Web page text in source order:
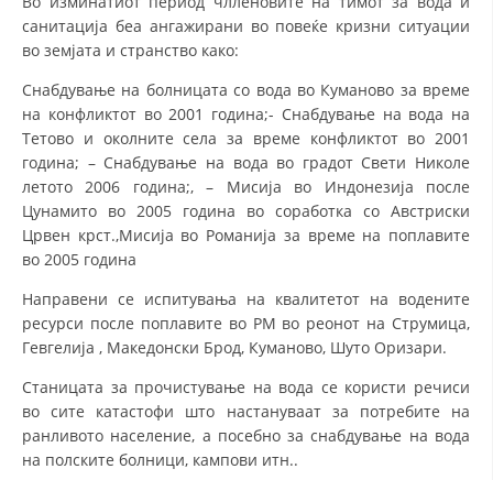
санитација беа ангажирани во повеќе кризни ситуации
во земјата и странство како:
Снабдување на болницата со вода во Куманово за време
на конфликтот во 2001 година;- Снабдување на вода на
Тетово и околните села за време конфликтот во 2001
година; – Снабдување на вода во градот Свети Николе
летото 2006 година;, – Мисија во Индонезија после
Цунамито во 2005 година во соработка со Австриски
Црвен крст.,Мисија во Романија за време на поплавите
во 2005 година
Направени се испитувања на квалитетот на водените
ресурси после поплавите во РМ во реонот на Струмица,
Гевгелија , Македонски Брод, Куманово, Шуто Оризари.
Станицата за прочистување на вода се користи речиси
во сите катастофи што настануваат за потребите на
ранливото население, а посебно за снабдување на вода
на полските болници, кампови итн..